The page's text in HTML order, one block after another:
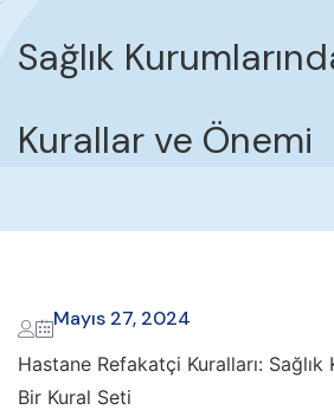
Sağlık
Kurallar ve Önemi
Mayıs 27, 2024
Hastane Refakatçi Kuralları: Sağlık
Bir Kural Seti